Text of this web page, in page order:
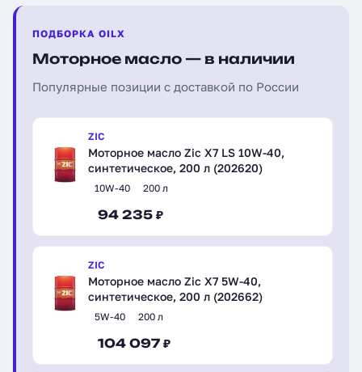
ПОДБОРКА OILX
Моторное масло — в наличии
Популярные позиции с доставкой по России
ZIC
Моторное масло Zic X7 LS 10W-40,
синтетическое, 200 л (202620)
10W-40 200 л
94 235 ₽
ZIC
Моторное масло Zic X7 5W-40,
синтетическое, 200 л (202662)
5W-40 200 л
104 097 ₽